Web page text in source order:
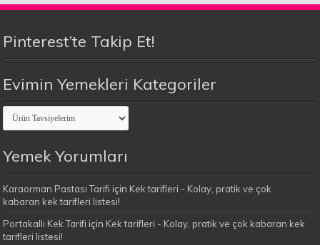
Pinterest’te Takip Et!
Evimin Yemekleri Kategoriler
Evimin
Yemekleri
Kategoriler
Yemek Yorumları
Karaorman Pastası Tarifi için Kek tarifleri - Kolay, pratik ve çok
kabaran kek tarifleri listesi!
Portakallı Kek Tarifi için Kek tarifleri - Kolay, pratik ve çok kabaran kek
tarifleri listesi!